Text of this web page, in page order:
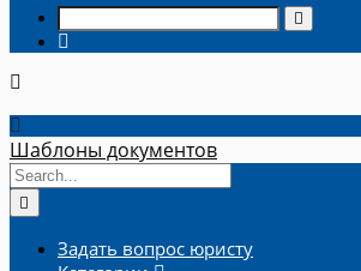
Шаблоны документов
Задать вопрос юристу